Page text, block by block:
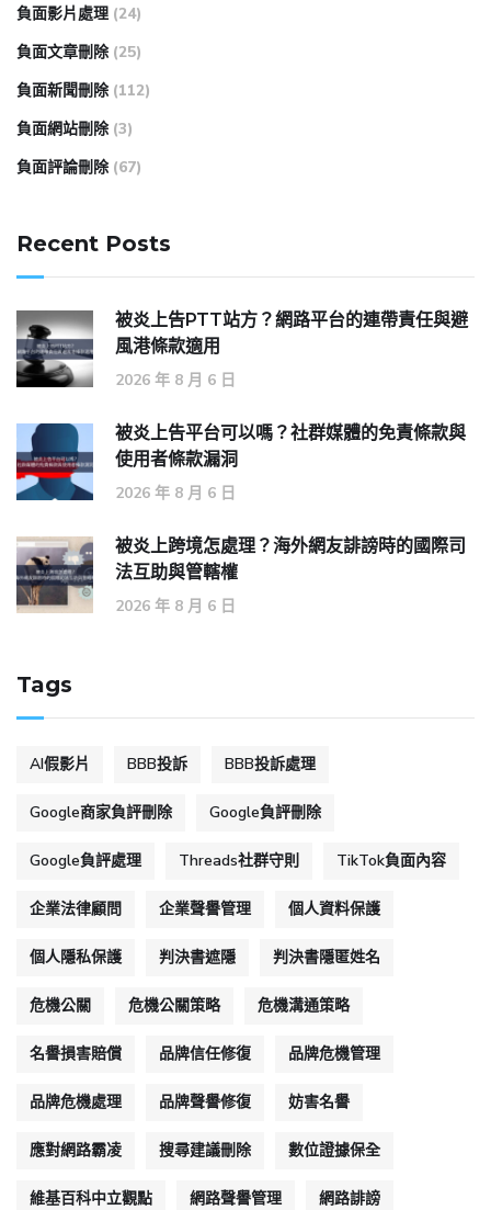
負面影片處理 (24)
負面文章刪除 (25)
負面新聞刪除 (112)
負面網站刪除 (3)
負面評論刪除 (67)
Recent Posts
被炎上告PTT站方？網路平台的連帶責任與避
風港條款適用
2026 年 8 月 6 日
被炎上告平台可以嗎？社群媒體的免責條款與
使用者條款漏洞
2026 年 8 月 6 日
被炎上跨境怎處理？海外網友誹謗時的國際司
法互助與管轄權
2026 年 8 月 6 日
Tags
AI假影片 BBB投訴 BBB投訴處理
Google商家負評刪除 Google負評刪除
Google負評處理 Threads社群守則 TikTok負面內容
企業法律顧問 企業聲譽管理 個人資料保護
個人隱私保護 判決書遮隱 判決書隱匿姓名
危機公關 危機公關策略 危機溝通策略
名譽損害賠償 品牌信任修復 品牌危機管理
品牌危機處理 品牌聲譽修復 妨害名譽
應對網路霸凌 搜尋建議刪除 數位證據保全
維基百科中立觀點 網路聲譽管理 網路誹謗